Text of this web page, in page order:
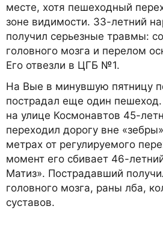
месте, хотя пешеходный
зоне видимости. 33-летний
получил серьезные травмы:
головного мозга и перелом
Его отвезли в ЦГБ №1.
На Вые в минувшую пятницу
пострадал еще один
на улице Космонавтов 45-
переходил дорогу вне
метрах от регулируемого
момент его сбивает 46-
Матиз». Пострадавший
головного мозга, раны лба,
суставов.